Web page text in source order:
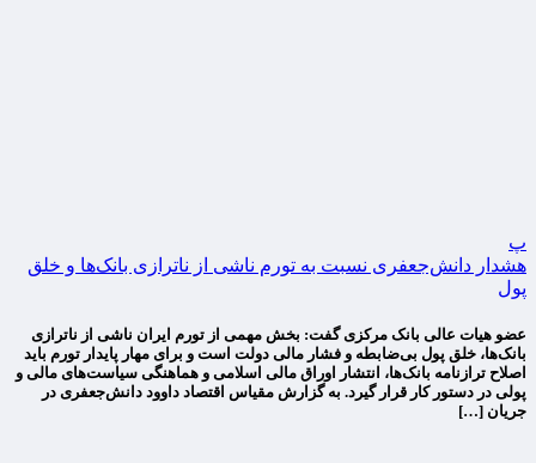
پ
هشدار دانش‌جعفری نسبت به تورم ناشی از ناترازی بانک‌ها و خلق
پول
عضو هیات عالی بانک مرکزی گفت: بخش مهمی از تورم ایران ناشی از ناترازی
بانک‌ها، خلق پول بی‌ضابطه و فشار مالی دولت است و برای مهار پایدار تورم باید
اصلاح ترازنامه بانک‌ها، انتشار اوراق مالی اسلامی و هماهنگی سیاست‌های مالی و
پولی در دستور کار قرار گیرد. به گزارش مقیاس اقتصاد داوود دانش‌جعفری در
جریان […]